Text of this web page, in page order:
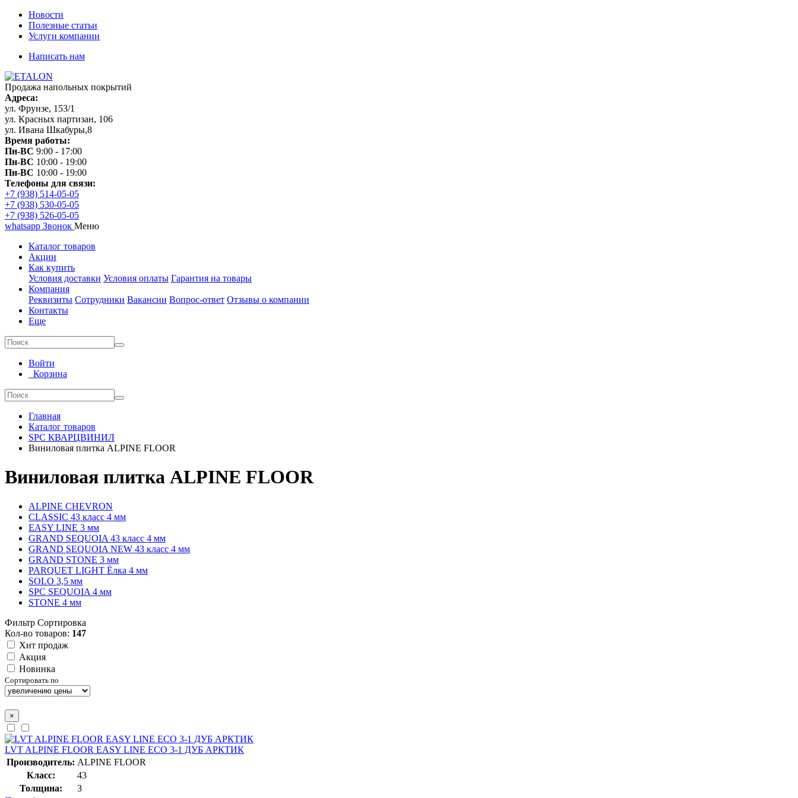
Новости
Полезные статьи
Услуги компании
Написать нам
Продажа напольных покрытий
Адреса:
ул. Фрунзе, 153/1
ул. Красных партизан, 106
ул. Ивана Шкабуры,8
Время работы:
Пн-ВС 9:00 - 17:00
Пн-ВС 10:00 - 19:00
Пн-ВС 10:00 - 19:00
Телефоны для связи:
+7 (938) 514-05-05
+7 (938) 530-05-05
+7 (938) 526-05-05
whatsapp Звонок Меню
Каталог товаров
Акции
Как купить
Условия доставки Условия оплаты Гарантия на товары
Компания
Реквизиты Сотрудники Вакансии Вопрос-ответ Отзывы о компании
Контакты
Еще
Войти
Корзина
Главная
Каталог товаров
SPC КВАРЦВИНИЛ
Виниловая плитка ALPINE FLOOR
Виниловая плитка ALPINE FLOOR
ALPINE CHEVRON
CLASSIC 43 класс 4 мм
EASY LINE 3 мм
GRAND SEQUOIA 43 класс 4 мм
GRAND SEQUOIA NEW 43 класс 4 мм
GRAND STONE 3 мм
PARQUET LIGHT Ёлка 4 мм
SOLO 3,5 мм
SPC SEQUOIA 4 мм
STONE 4 мм
Фильтр Сортировка
Кол-во товаров: 147
Хит продаж
Акция
Новинка
Сортировать по
×
LVT ALPINE FLOOR EASY LINE ЕСО 3-1 ДУБ АРКТИК
Производитель: ALPINE FLOOR
Класс:
43
Толщина:
3